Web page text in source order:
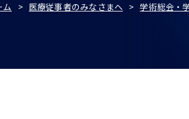
ム 医療従事者のみなさまへ 学術総会・